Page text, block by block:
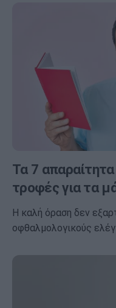
Τα 7
τροφές για τα
Η καλή όραση δεν
οφθαλμολογικούς